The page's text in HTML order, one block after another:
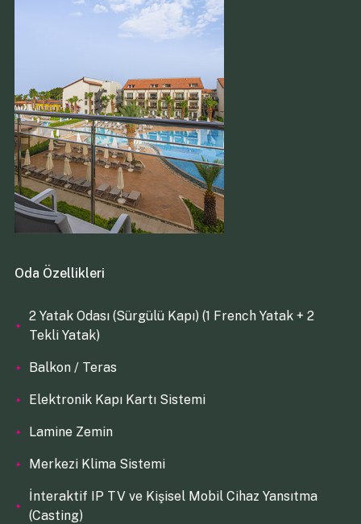
Oda Özellikleri
2 Yatak Odası (Sürgülü Kapı) (1 French Yatak + 2
Tekli Yatak)
Balkon / Teras
Elektronik Kapı Kartı Sistemi
Lamine Zemin
Merkezi Klima Sistemi
İnteraktif IP TV ve Kişisel Mobil Cihaz Yansıtma
(Casting)